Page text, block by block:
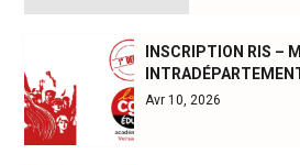
INSCRIPTION RIS –
Avr 10, 2026